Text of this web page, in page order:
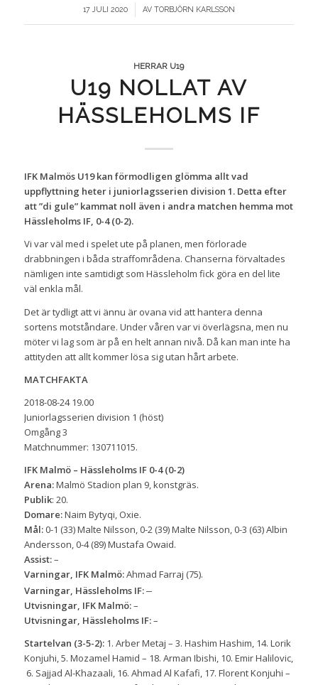
17 JULI 2020
/ AV TORBJÖRN KARLSSON
HERRAR U19
U19 NOLLAT AV
HÄSSLEHOLMS IF
IFK Malmös U19 kan förmodligen glömma allt vad
uppflyttning heter i juniorlagsserien division 1. Detta efter
att ”di gule” kammat noll även i andra matchen hemma mot
Hässleholms IF, 0-4 (0-2).
Vi var väl med i spelet ute på planen, men förlorade
drabbningen i båda straffområdena. Chanserna förvaltades
nämligen inte samtidigt som Hässleholm fick göra en del lite
väl enkla mål.
Det är tydligt att vi ännu är ovana vid att hantera denna
sortens motståndare. Under våren var vi överlägsna, men nu
möter vi lag som är på en helt annan nivå. Då kan man inte ha
attityden att allt kommer lösa sig utan hårt arbete.
MATCHFAKTA
2018-08-24 19.00
Juniorlagsserien division 1 (höst)
Omgång 3
Matchnummer: 130711015.
IFK Malmö – Hässleholms IF 0-4 (0-2)
Arena:Malmö Stadion plan 9, konstgräs.
Publik: 20.
Domare:Naim Bytyqi, Oxie.
Mål:0-1 (33) Malte Nilsson, 0-2 (39) Malte Nilsson, 0-3 (63) Albin
Andersson, 0-4 (89) Mustafa Owaid.
Assist:–
Varningar, IFK Malmö:Ahmad Farraj (75).
Varningar, Hässleholms IF:–
Utvisningar, IFK Malmö:–
Utvisningar, Hässleholms IF:–
Startelvan (3-5-2):1. Arber Metaj – 3. Hashim Hashim, 14. Lorik
Konjuhi, 5. Mozamel Hamid – 18. Arman Ibishi, 10. Emir Halilovic,
6. Sajjad Al-Khazaali, 16. Ahmad Al Kafafi, 17. Florent Konjuhi –